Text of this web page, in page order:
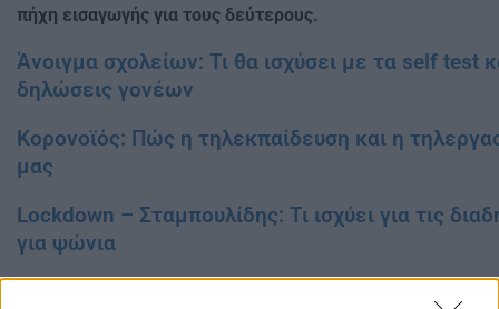
πήχη εισαγωγής για τους δεύτερους.
Άνοιγμα σχολείων: Τι θα ισχύσει με τα self test
δηλώσεις γονέων
Κορονοϊός: Πώς η τηλεκπαίδευση και η
μας
Lockdown – Σταμπουλίδης: Τι ισχύει για τις
για ψώνια